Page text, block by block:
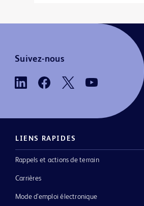
Suivez-nous
LIENS RAPIDES
Rappels et actions de terrain
Carrières
Mode d’emploi électronique